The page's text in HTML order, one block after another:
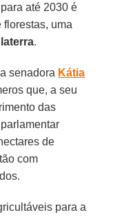
até 2030 é
florestas, uma
.
senadora Kátia
que, a seu
das
de
com
para a